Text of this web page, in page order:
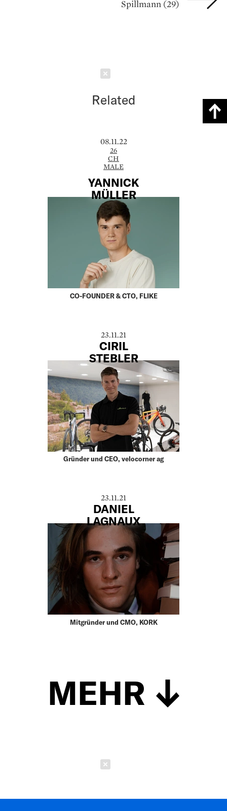
Spillmann (29)
Related
08.11.22
26
CH
MALE
YANNICK
MÜLLER
CO-FOUNDER & CTO, FLIKE
23.11.21
CIRIL
STEBLER
Gründer und CEO, velocorner ag
23.11.21
DANIEL
LAGNAUX
Mitgründer und CMO, KORK
MEHR